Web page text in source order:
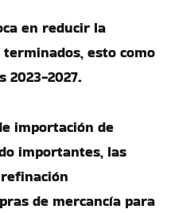
en reducir la
esto como
2023-2027.
importación de
importantes, las
de mercancía para